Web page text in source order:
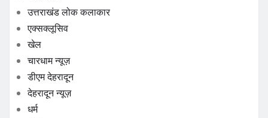
उत्तराखंड लोक कलाकार
एक्सक्लूसिव
खेल
चारधाम न्यूज़
डीएम देहरादून
देहरादून न्यूज़
धर्म